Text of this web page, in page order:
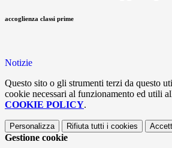
accoglienza classi prime
Notizie
Questo sito o gli strumenti terzi da questo
cookie necessari al funzionamento ed utili
COOKIE POLICY.
Personalizza Rifiuta tutti i cookies
Gestione cookie